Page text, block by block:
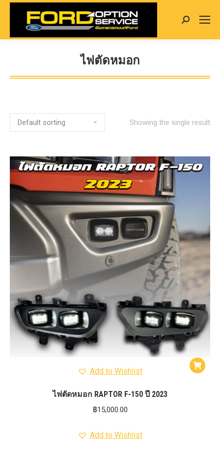
Search:
ไฟตัดหมอก
You are here:
Showing the single result
Add to Wishlist
ไฟตัดหมอก RAPTOR F-150 ปี 2023
฿15,000.00
Add to Wishlist